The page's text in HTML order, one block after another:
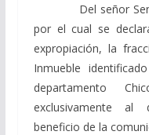
Del señor
por el cual se
expropiación, la
Inmueble
departamento
exclusivamente al
beneficio de la